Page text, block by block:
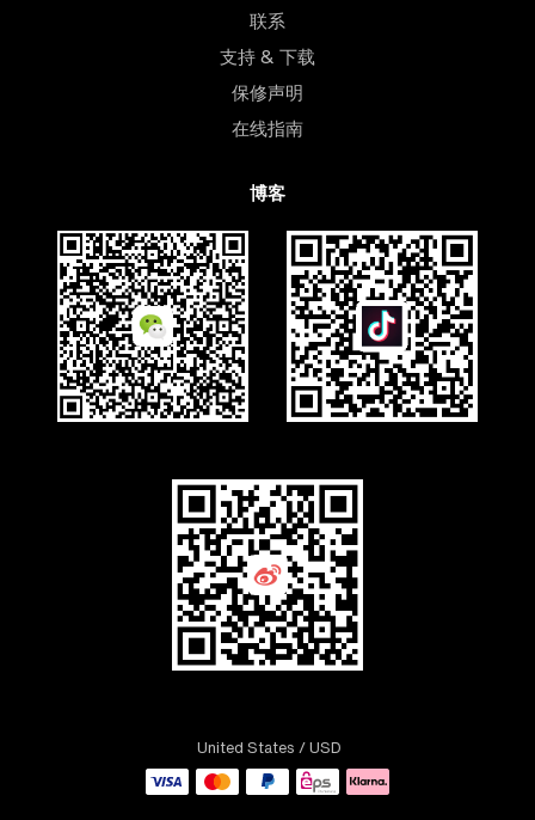
联系
支持 & 下载
保修声明
在线指南
博客
United States / USD